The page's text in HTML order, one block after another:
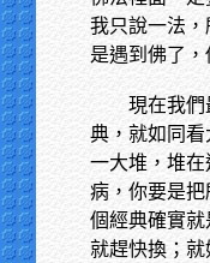
我只說一法
是遇到佛了
現在我們
典，就如同
一大堆，堆
病，你要是
個經典確實
就趕快換；